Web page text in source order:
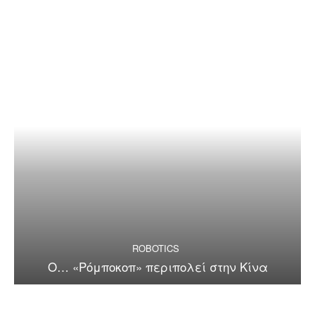
ROBOTICS
Ο… «Ρόμποκοπ» περιπολεί στην Κίνα